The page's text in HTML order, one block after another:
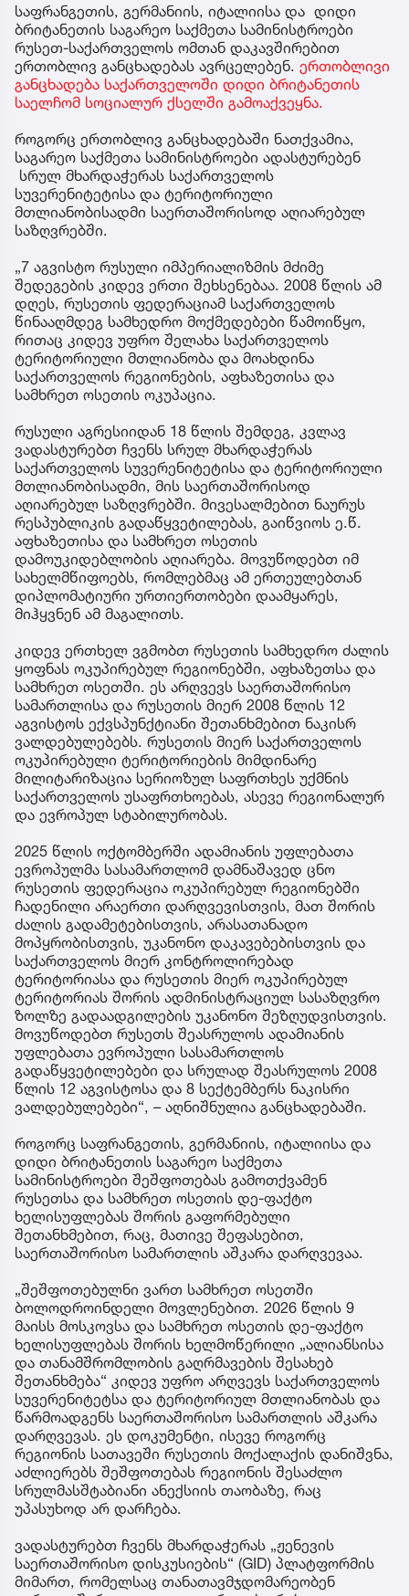
საფრანგეთის, გერმანიის, იტალიისა და დიდი
ბრიტანეთის საგარეო საქმეთა სამინისტროები
რუსეთ-საქართველოს ომთან დაკავშირებით
ერთობლივ განცხადებას ავრცელებენ. ერთობლივი
განცხადება საქართველოში დიდი ბრიტანეთის
საელჩომ სოციალურ ქსელში გამოაქვეყნა.
როგორც ერთობლივ განცხადებაში ნათქვამია,
საგარეო საქმეთა სამინისტროები ადასტურებენ
სრულ მხარდაჭერას საქართველოს
სუვერენიტეტისა და ტერიტორიული
მთლიანობისადმი საერთაშორისოდ აღიარებულ
საზღვრებში.
„7 აგვისტო რუსული იმპერიალიზმის მძიმე
შედეგების კიდევ ერთი შეხსენებაა. 2008 წლის ამ
დღეს, რუსეთის ფედერაციამ საქართველოს
წინააღმდეგ სამხედრო მოქმედებები წამოიწყო,
რითაც კიდევ უფრო შელახა საქართველოს
ტერიტორიული მთლიანობა და მოახდინა
საქართველოს რეგიონების, აფხაზეთისა და
სამხრეთ ოსეთის ოკუპაცია.
რუსული აგრესიიდან 18 წლის შემდეგ, კვლავ
ვადასტურებთ ჩვენს სრულ მხარდაჭერას
საქართველოს სუვერენიტეტისა და ტერიტორიული
მთლიანობისადმი, მის საერთაშორისოდ
აღიარებულ საზღვრებში. მივესალმებით ნაურუს
რესპუბლიკის გადაწყვეტილებას, გაიწვიოს ე.წ.
აფხაზეთისა და სამხრეთ ოსეთის
დამოუკიდებლობის აღიარება. მოვუწოდებთ იმ
სახელმწიფოებს, რომლებმაც ამ ერთეულებთან
დიპლომატიური ურთიერთობები დაამყარეს,
მიჰყვნენ ამ მაგალითს.
კიდევ ერთხელ ვგმობთ რუსეთის სამხედრო ძალის
ყოფნას ოკუპირებულ რეგიონებში, აფხაზეთსა და
სამხრეთ ოსეთში. ეს არღვევს საერთაშორისო
სამართლისა და რუსეთის მიერ 2008 წლის 12
აგვისტოს ექვსპუნქტიანი შეთანხმებით ნაკისრ
ვალდებულებებს. რუსეთის მიერ საქართველოს
ოკუპირებული ტერიტორიების მიმდინარე
მილიტარიზაცია სერიოზულ საფრთხეს უქმნის
საქართველოს უსაფრთხოებას, ასევე რეგიონალურ
და ევროპულ სტაბილურობას.
2025 წლის ოქტომბერში ადამიანის უფლებათა
ევროპულმა სასამართლომ დამნაშავედ ცნო
რუსეთის ფედერაცია ოკუპირებულ რეგიონებში
ჩადენილი არაერთი დარღვევისთვის, მათ შორის
ძალის გადამეტებისთვის, არასათანადო
მოპყრობისთვის, უკანონო დაკავებებისთვის და
საქართველოს მიერ კონტროლირებად
ტერიტორიასა და რუსეთის მიერ ოკუპირებულ
ტერიტორიას შორის ადმინისტრაციულ სასაზღვრო
ზოლზე გადაადგილების უკანონო შეზღუდვისთვის.
მოვუწოდებთ რუსეთს შეასრულოს ადამიანის
უფლებათა ევროპული სასამართლოს
გადაწყვეტილებები და სრულად შეასრულოს 2008
წლის 12 აგვისტოსა და 8 სექტემბერს ნაკისრი
ვალდებულებები“, – აღნიშნულია განცხადებაში.
როგორც საფრანგეთის, გერმანიის, იტალიისა და
დიდი ბრიტანეთის საგარეო საქმეთა
სამინისტროები შეშფოთებას გამოთქვამენ
რუსეთსა და სამხრეთ ოსეთის დე-ფაქტო
ხელისუფლებას შორის გაფორმებული
შეთანხმებით, რაც, მათივე შეფასებით,
საერთაშორისო სამართლის აშკარა დარღვევაა.
„შეშფოთებულნი ვართ სამხრეთ ოსეთში
ბოლოდროინდელი მოვლენებით. 2026 წლის 9
მაისს მოსკოვსა და სამხრეთ ოსეთის დე-ფაქტო
ხელისუფლებას შორის ხელმოწერილი „ალიანსისა
და თანამშრომლობის გაღრმავების შესახებ
შეთანხმება“ კიდევ უფრო არღვევს საქართველოს
სუვერენიტეტსა და ტერიტორიულ მთლიანობას და
წარმოადგენს საერთაშორისო სამართლის აშკარა
დარღვევას. ეს დოკუმენტი, ისევე როგორც
რეგიონის სათავეში რუსეთის მოქალაქის დანიშვნა,
აძლიერებს შეშფოთებას რეგიონის შესაძლო
სრულმასშტაბიანი ანექსიის თაობაზე, რაც
უპასუხოდ არ დარჩება.
ვადასტურებთ ჩვენს მხარდაჭერას „ჟენევის
საერთაშორისო დისკუსიების“ (GID) პლატფორმის
მიმართ, რომელსაც თანათავმჯდომარეობენ